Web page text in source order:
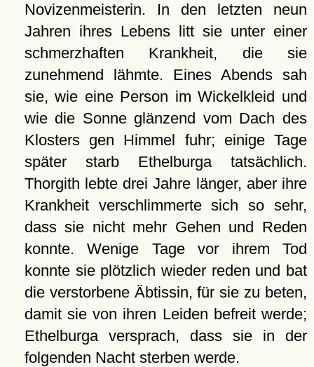
Novizenmeisterin. In den letzten neun
Jahren ihres Lebens litt sie unter einer
schmerzhaften Krankheit, die sie
zunehmend lähmte. Eines Abends sah
sie, wie eine Person im Wickelkleid und
wie die Sonne glänzend vom Dach des
Klosters gen Himmel fuhr; einige Tage
später starb Ethelburga tatsächlich.
Thorgith lebte drei Jahre länger, aber ihre
Krankheit verschlimmerte sich so sehr,
dass sie nicht mehr Gehen und Reden
konnte. Wenige Tage vor ihrem Tod
konnte sie plötzlich wieder reden und bat
die verstorbene Äbtissin, für sie zu beten,
damit sie von ihren Leiden befreit werde;
Ethelburga versprach, dass sie in der
folgenden Nacht sterben werde.